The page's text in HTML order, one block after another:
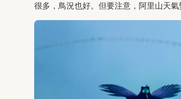
很多，鳥況也好。但要注意，阿里山天